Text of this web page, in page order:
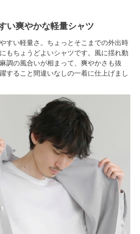
い爽やかな軽量シャツ
すい軽量さ。ちょっとそこまでの外出時
もちょうどよいシャツです。風に揺れ動
調の風合いが相まって、爽やかさも抜
すること間違いなしの一着に仕上げまし